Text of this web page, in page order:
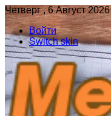
Четверг , 6 Август 2026
Войти
Switch skin